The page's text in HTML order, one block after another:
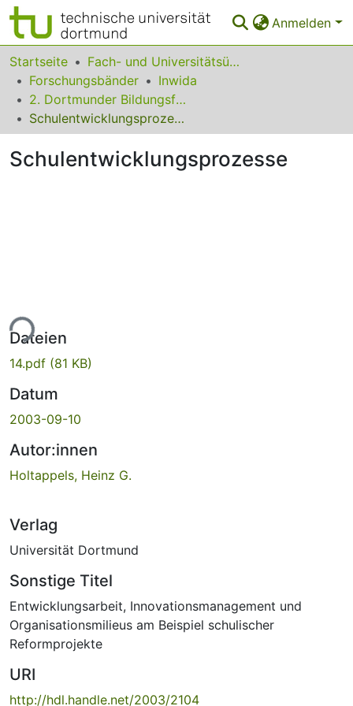
Anmelden
Bereiche & Sammlungen
Das gesamte Repositorium
Statistiken
FAQ
Startseite
Fach- und Universitätsübergreifendes
Forschungsbänder
Inwida
2. Dortmunder Bildungsforum
Schulentwicklungsprozesse
Schulentwicklungsprozesse
Dateien
14.pdf (81 KB)
Datum
2003-09-10
Autor:innen
Holtappels, Heinz G.
Verlag
Universität Dortmund
Sonstige Titel
Entwicklungsarbeit, Innovationsmanagement und
Organisationsmilieus am Beispiel schulischer
Reformprojekte
URI
http://hdl.handle.net/2003/2104